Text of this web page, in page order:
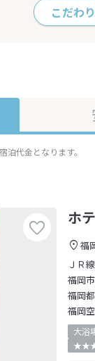
こだわ
代金となります。
ホ
福
ＪＲ
福岡
福岡
福岡
大浴
★★★